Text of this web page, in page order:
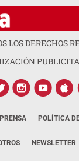
LOS DERECHOS
POLÍTICA
NEWSLETTER